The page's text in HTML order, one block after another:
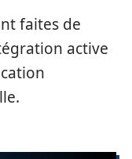
faites de
active